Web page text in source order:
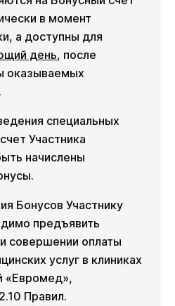
в момент
а доступны для
день, после
оказываемых
специальных
Участника
начислены
Бонусов Участнику
предъявить
совершении оплаты
услуг в клиниках
«Евромед»,
Правил.